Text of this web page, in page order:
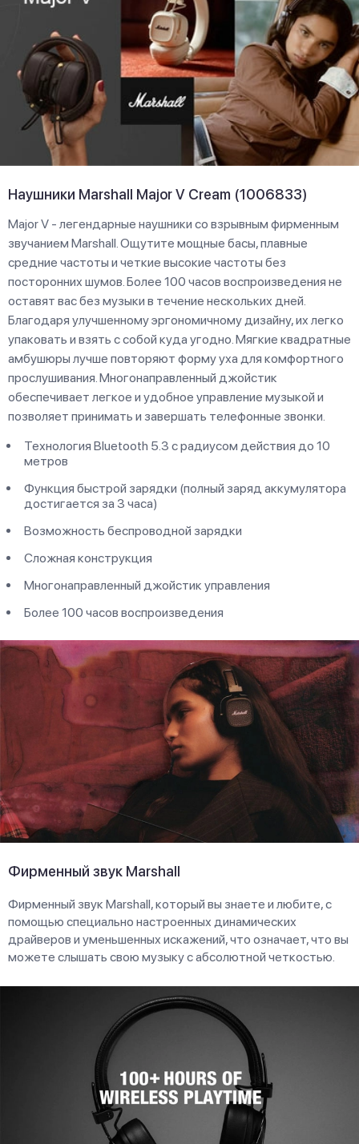
Наушники Marshall Major V Cream (1006833)
Major V - легендарные наушники со взрывным фирменным
звучанием Marshall. Ощутите мощные басы, плавные
средние частоты и четкие высокие частоты без
посторонних шумов. Более 100 часов воспроизведения не
оставят вас без музыки в течение нескольких дней.
Благодаря улучшенному эргономичному дизайну, их легко
упаковать и взять с собой куда угодно. Мягкие квадратные
амбушюры лучше повторяют форму уха для комфортного
прослушивания. Многонаправленный джойстик
обеспечивает легкое и удобное управление музыкой и
позволяет принимать и завершать телефонные звонки.
Технология Bluetooth 5.3 с радиусом действия до 10
метров
Функция быстрой зарядки (полный заряд аккумулятора
достигается за 3 часа)
Возможность беспроводной зарядки
Сложная конструкция
Многонаправленный джойстик управления
Более 100 часов воспроизведения
Фирменный звук Marshall
Фирменный звук Marshall, который вы знаете и любите, с
помощью специально настроенных динамических
драйверов и уменьшенных искажений, что означает, что вы
можете слышать свою музыку с абсолютной четкостью.